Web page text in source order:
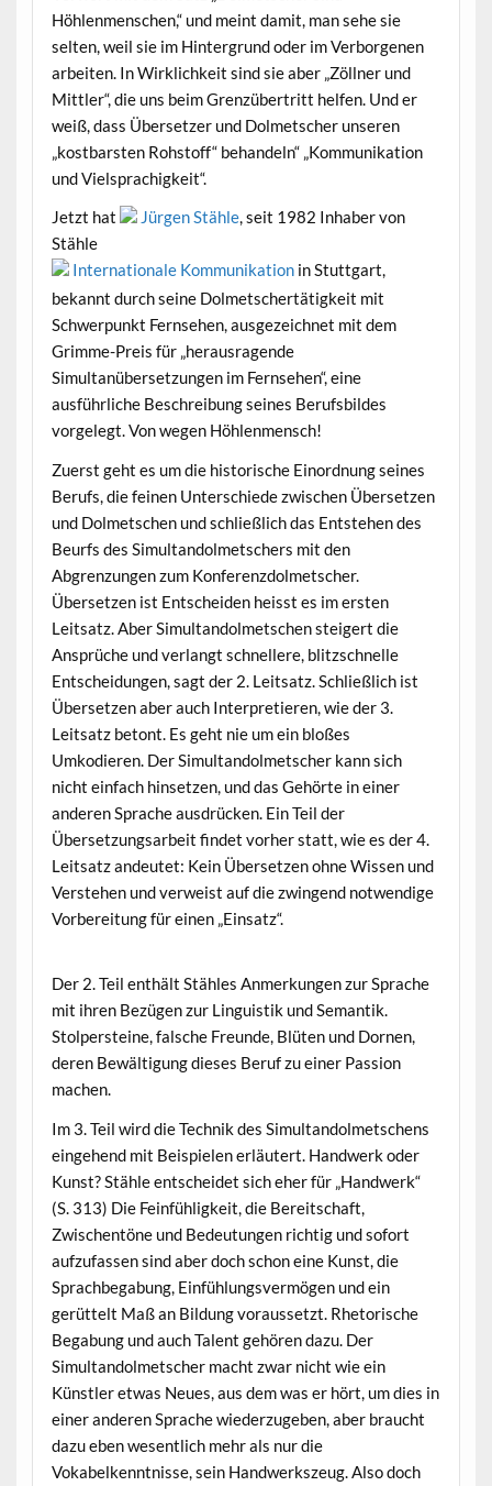
Höhlenmenschen,“ und meint damit, man sehe sie
selten, weil sie im Hintergrund oder im Verborgenen
arbeiten. In Wirklichkeit sind sie aber „Zöllner und
Mittler“, die uns beim Grenzübertritt helfen. Und er
weiß, dass Übersetzer und Dolmetscher unseren
„kostbarsten Rohstoff“ behandeln“ „Kommunikation
und Vielsprachigkeit“.
Jetzt hat
Jürgen Stähle, seit 1982 Inhaber von
Stähle
Internationale Kommunikationin Stuttgart,
bekannt durch seine Dolmetschertätigkeit mit
Schwerpunkt Fernsehen, ausgezeichnet mit dem
Grimme-Preis für „herausragende
Simultanübersetzungen im Fernsehen“, eine
ausführliche Beschreibung seines Berufsbildes
vorgelegt. Von wegen Höhlenmensch!
Zuerst geht es um die historische Einordnung seines
Berufs, die feinen Unterschiede zwischen Übersetzen
und Dolmetschen und schließlich das Entstehen des
Beurfs des Simultandolmetschers mit den
Abgrenzungen zum Konferenzdolmetscher.
Übersetzen ist Entscheiden heisst es im ersten
Leitsatz. Aber Simultandolmetschen steigert die
Ansprüche und verlangt schnellere, blitzschnelle
Entscheidungen, sagt der 2. Leitsatz. Schließlich ist
Übersetzen aber auch Interpretieren, wie der 3.
Leitsatz betont. Es geht nie um ein bloßes
Umkodieren. Der Simultandolmetscher kann sich
nicht einfach hinsetzen, und das Gehörte in einer
anderen Sprache ausdrücken. Ein Teil der
Übersetzungsarbeit findet vorher statt, wie es der 4.
Leitsatz andeutet: Kein Übersetzen ohne Wissen und
Verstehen und verweist auf die zwingend notwendige
Vorbereitung für einen „Einsatz“.
Der 2. Teil enthält Stähles Anmerkungen zur Sprache
mit ihren Bezügen zur Linguistik und Semantik.
Stolpersteine, falsche Freunde, Blüten und Dornen,
deren Bewältigung dieses Beruf zu einer Passion
machen.
Im 3. Teil wird die Technik des Simultandolmetschens
eingehend mit Beispielen erläutert. Handwerk oder
Kunst? Stähle entscheidet sich eher für „Handwerk“
(S. 313) Die Feinfühligkeit, die Bereitschaft,
Zwischentöne und Bedeutungen richtig und sofort
aufzufassen sind aber doch schon eine Kunst, die
Sprachbegabung, Einfühlungsvermögen und ein
gerüttelt Maß an Bildung voraussetzt. Rhetorische
Begabung und auch Talent gehören dazu. Der
Simultandolmetscher macht zwar nicht wie ein
Künstler etwas Neues, aus dem was er hört, um dies in
einer anderen Sprache wiederzugeben, aber braucht
dazu eben wesentlich mehr als nur die
Vokabelkenntnisse, sein Handwerkszeug. Also doch